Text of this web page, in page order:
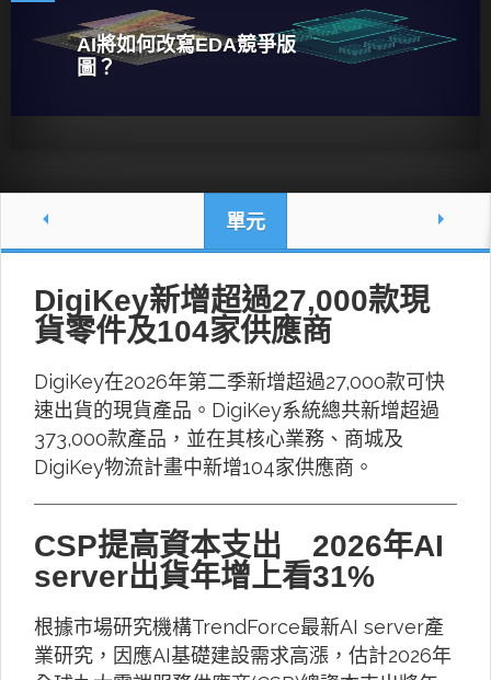
AI將如何改寫EDA競爭版
圖？
單元
DigiKey新增超過27,000款現
貨零件及104家供應商
DigiKey在2026年第二季新增超過27,000款可快
速出貨的現貨產品。DigiKey系統總共新增超過
373,000款產品，並在其核心業務、商城及
DigiKey物流計畫中新增104家供應商。
CSP提高資本支出 2026年AI
server出貨年增上看31%
根據市場研究機構TrendForce最新AI server產
業研究，因應AI基礎建設需求高漲，估計2026年